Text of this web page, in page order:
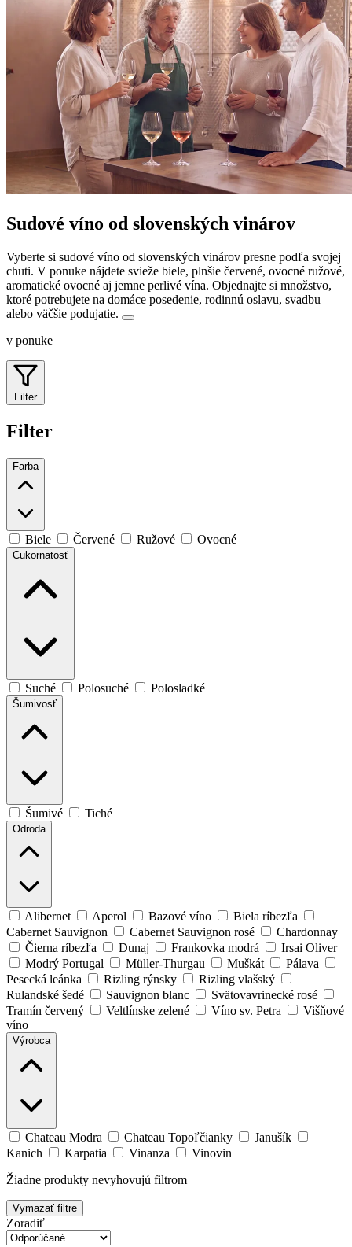
Sudové víno od slovenských vinárov
Vyberte si sudové víno od slovenských vinárov presne podľa svojej
chuti. V ponuke nájdete svieže biele, plnšie červené, ovocné ružové,
aromatické ovocné aj jemne perlivé vína. Objednajte si množstvo,
ktoré potrebujete na domáce posedenie, rodinnú oslavu, svadbu
alebo väčšie podujatie.
v ponuke
Filter
Filter
Farba
Biele Červené Ružové Ovocné
Cukornatosť
Suché Polosuché Polosladké
Šumivosť
Šumivé Tiché
Odroda
Alibernet Aperol Bazové víno
Biela ríbezľa
Cabernet Sauvignon
Cabernet Sauvignon rosé
Chardonnay
Čierna ríbezľa
Dunaj Frankovka modrá
Irsai Oliver
Modrý Portugal
Müller-Thurgau Muškát
Pálava
Pesecká leánka
Rizling rýnsky
Rizling vlašský
Rulandské šedé
Sauvignon blanc
Svätovavrinecké rosé
Tramín červený
Veltlínske zelené Víno sv. Petra
Višňové
víno
Výrobca
Chateau Modra Chateau Topoľčianky
Janušík
Kanich
Karpatia Vinanza
Vinovin
Žiadne produkty nevyhovujú filtrom
Vymazať filtre
Zoradiť